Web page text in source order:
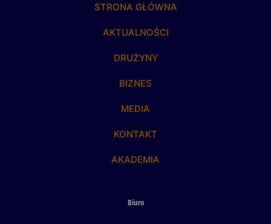
STRONA GŁÓWNA
AKTUALNOŚCI
DRUŻYNY
BIZNES
MEDIA
KONTAKT
AKADEMIA
Biuro